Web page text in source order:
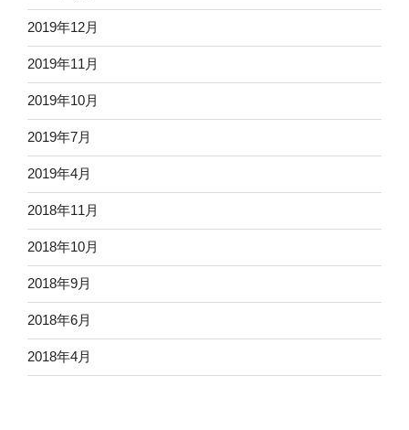
2019年12月
2019年11月
2019年10月
2019年7月
2019年4月
2018年11月
2018年10月
2018年9月
2018年6月
2018年4月